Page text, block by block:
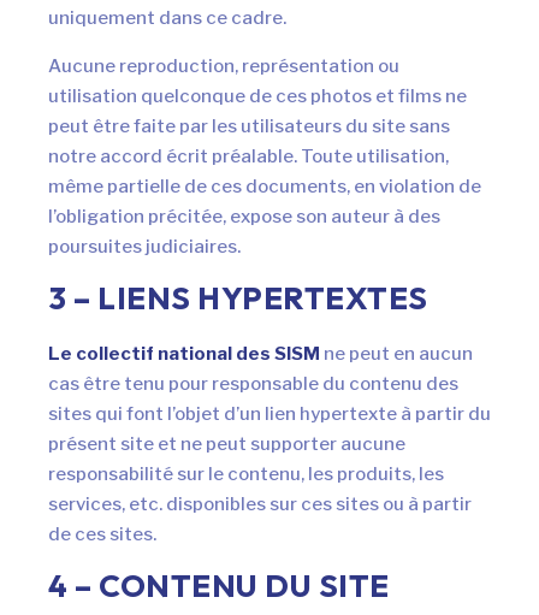
Nous avons développé ce site Internet dans le
cadre d’une démarche forte d’écoconception.
Si vous aussi vous souhaitez diminuer
drastiquement les besoins énergétiques
nécessaires à votre navigation, vous pouvez
parcourir dans son Mode Eco. Celui-ci sollicitera
acteur majeur de l’écoconception.
ACTIVER LE MODE ECO ANNULER
uniquement dans ce cadre.
Aucune reproduction, représentation ou
utilisation quelconque de ces photos et films ne
peut être faite par les utilisateurs du site sans
notre accord écrit préalable. Toute utilisation,
même partielle de ces documents, en violation de
l’obligation précitée, expose son auteur à des
poursuites judiciaires.
3 – LIENS HYPERTEXTES
Le collectif national des SISM ne peut en aucun
cas être tenu pour responsable du contenu des
sites qui font l’objet d’un lien hypertexte à partir du
présent site et ne peut supporter aucune
responsabilité sur le contenu, les produits, les
services, etc. disponibles sur ces sites ou à partir
de ces sites.
4 – CONTENU DU SITE